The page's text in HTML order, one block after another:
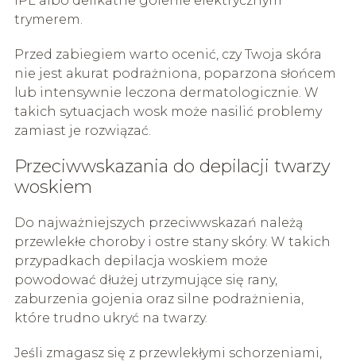
trymerem.
Przed zabiegiem warto ocenić, czy Twoja skóra
nie jest akurat podrażniona, poparzona słońcem
lub intensywnie leczona dermatologicznie. W
takich sytuacjach wosk może nasilić problemy
zamiast je rozwiązać.
Przeciwwskazania do depilacji twarzy
woskiem
Do najważniejszych przeciwwskazań należą
przewlekłe choroby i ostre stany skóry. W takich
przypadkach depilacja woskiem może
powodować dłużej utrzymujące się rany,
zaburzenia gojenia oraz silne podrażnienia,
które trudno ukryć na twarzy.
Jeśli zmagasz się z przewlekłymi schorzeniami,